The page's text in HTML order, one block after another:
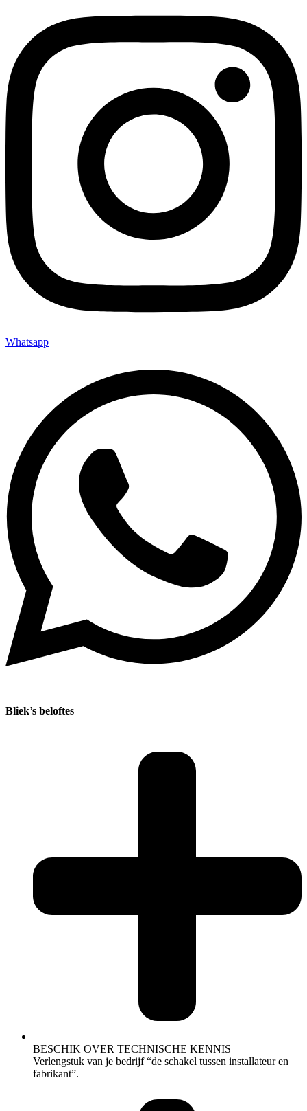
Whatsapp
Bliek’s beloftes
BESCHIK OVER TECHNISCHE KENNIS
Verlengstuk van je bedrijf “de schakel tussen installateur en
fabrikant”.